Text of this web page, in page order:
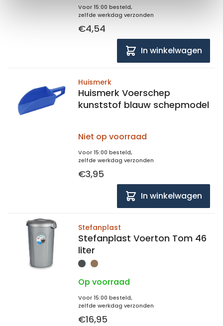
Voor 15:00 besteld,
zelfde werkdag verzonden
€4,54
In winkelwagen
Huismerk
Huismerk Voerschep
kunststof blauw schepmodel
Niet op voorraad
Voor 15:00 besteld,
zelfde werkdag verzonden
€3,95
In winkelwagen
Stefanplast
Stefanplast Voerton Tom 46
liter
Op voorraad
Voor 15:00 besteld,
zelfde werkdag verzonden
€16,95